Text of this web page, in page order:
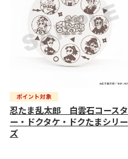
忍たま乱太郎 白雲石コースタ
ー・ドクタケ・ドクたまシリー
ズ